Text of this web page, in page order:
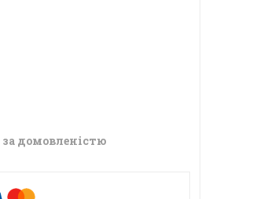
за домовленістю